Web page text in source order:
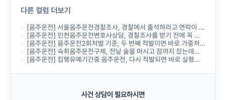
다른 컬럼 더보기
[음주운전] 서울음주운전경찰조사, 경찰에서 출석하라고 연락이 왔는데 무엇부터 준비해야 하나요?
[음주운전] 인천음주운전변호사상담, 경찰조사를 받기 전에 꼭 받아야 하나요?
[음주운전] 음주운전2회처벌 기준, 두 번째 적발이면 바로 가중처벌되나요?
[음주운전] 숙취음주운전구제, 전날 술을 마시고 잠까지 잤는데도 음주운전으로 처벌되나요?
[음주운전] 집행유예기간중 음주운전, 다시 적발되면 바로 실형이 선고되나요?
사건 상담이 필요하시면